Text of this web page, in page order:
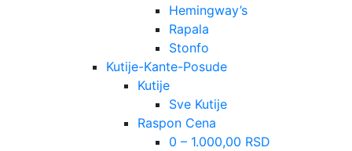
Hemingway’s
Rapala
Stonfo
Kutije-Kante-Posude
Kutije
Sve Kutije
Raspon Cena
0 – 1.000,00 RSD